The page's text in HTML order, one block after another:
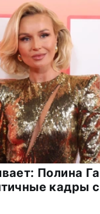
Полина
кадры